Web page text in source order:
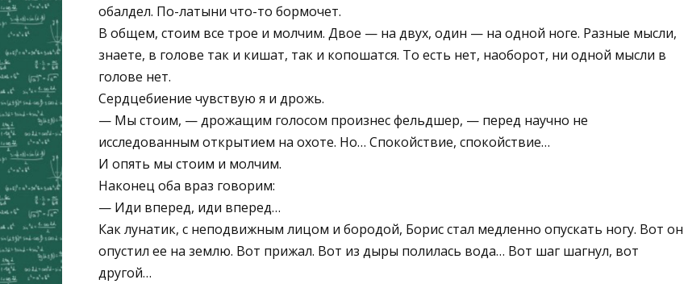
обалдел. По-латыни что-то бормочет.
В общем, стоим все трое и молчим. Двое — на двух, один — на одной ноге. Разные мысли,
знаете, в голове так и кишат, так и копошатся. То есть нет, наоборот, ни одной мысли в
голове нет.
Сердцебиение чувствую я и дрожь.
— Мы стоим, — дрожащим голосом произнес фельдшер, — перед научно не
исследованным открытием на охоте. Но… Спокойствие, спокойствие…
И опять мы стоим и молчим.
Наконец оба враз говорим:
— Иди вперед, иди вперед…
Как лунатик, с неподвижным лицом и бородой, Борис стал медленно опускать ногу. Вот он
опустил ее на землю. Вот прижал. Вот из дыры полилась вода… Вот шаг шагнул, вот
другой…